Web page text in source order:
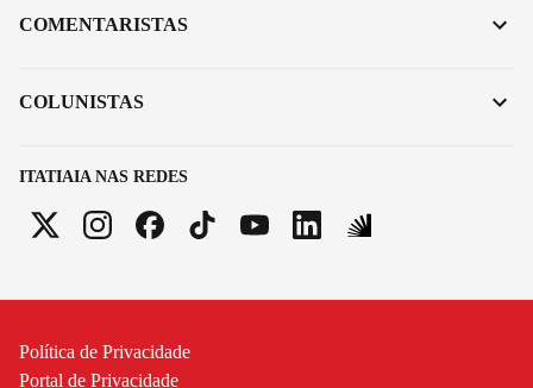
ITATIAIA NAS REDES
COMENTARISTAS
COLUNISTAS
Política de Privacidade
Portal de Privacidade